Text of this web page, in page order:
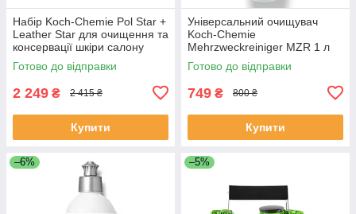
Набір Koch-Chemie Pol Star +
Leather Star для очищення та
консервації шкіри салону
авто
Готово до відправки
2 249 ₴ 2 415 ₴
Купити
Універсальний очищувач
Koch-Chemie
Mehrzweckreiniger MZR 1 л
для салону авто
Готово до відправки
749 ₴ 800 ₴
Купити
–6% –5%